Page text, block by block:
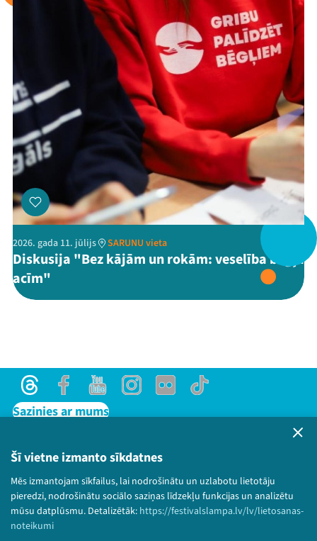
Šī vietne izmanto sīkdatnes
Mēs izmantojam sīkfailus, lai nodrošinātu un uzlabotu lietotāju
pieredzi, nodrošinātu sociālo saziņas līdzekļu funkcijas un analizētu
mūsu datplūsmu. Detalizētāk: https://festivalslampa.lv/lv/lietosanas-
noteikumi
Jaunumi
Ziedo
Veikals
Kontakti
ThreadsFacebookYoutube Instagram
Flick TikTok
2026. gada 11. jūlijs SARUNU vieta
Diskusija "Bez kājām un rokām: veselība bēgļa
acīm"
ThreadsFacebookYoutubeInstagram
Flick TikTok
Sazinies ar mums
Lietošanas noteikumi un sīkdatņu politika
Bērnu aizsardzības politika
© 2026 Sarunu festivāls LAMPA Visas tiesības
paturētas.